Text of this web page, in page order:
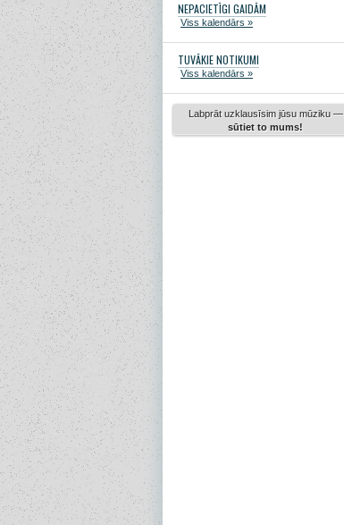
NEPACIETĪGI GAIDĀM
Viss kalendārs »
TUVĀKIE NOTIKUMI
Viss kalendārs »
Labprāt uzklausīsim jūsu mūziku —
sūtiet to mums!